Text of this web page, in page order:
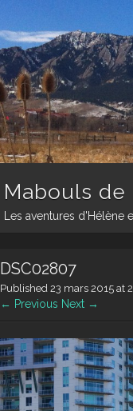
Mabouls
Les aventures d'Hélène
DSC02807
Published 23 mars 2015 at
← Previous Next →